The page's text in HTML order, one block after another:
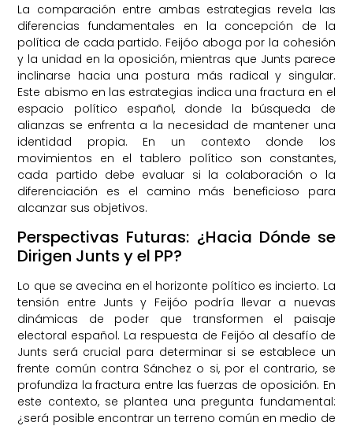
La comparación entre ambas estrategias revela las
diferencias fundamentales en la concepción de la
política de cada partido. Feijóo aboga por la cohesión
y la unidad en la oposición, mientras que Junts parece
inclinarse hacia una postura más radical y singular.
Este abismo en las estrategias indica una fractura en el
espacio político español, donde la búsqueda de
alianzas se enfrenta a la necesidad de mantener una
identidad propia. En un contexto donde los
movimientos en el tablero político son constantes,
cada partido debe evaluar si la colaboración o la
diferenciación es el camino más beneficioso para
alcanzar sus objetivos.
Perspectivas Futuras: ¿Hacia Dónde se
Dirigen Junts y el PP?
Lo que se avecina en el horizonte político es incierto. La
tensión entre Junts y Feijóo podría llevar a nuevas
dinámicas de poder que transformen el paisaje
electoral español. La respuesta de Feijóo al desafío de
Junts será crucial para determinar si se establece un
frente común contra Sánchez o si, por el contrario, se
profundiza la fractura entre las fuerzas de oposición. En
este contexto, se plantea una pregunta fundamental:
¿será posible encontrar un terreno común en medio de